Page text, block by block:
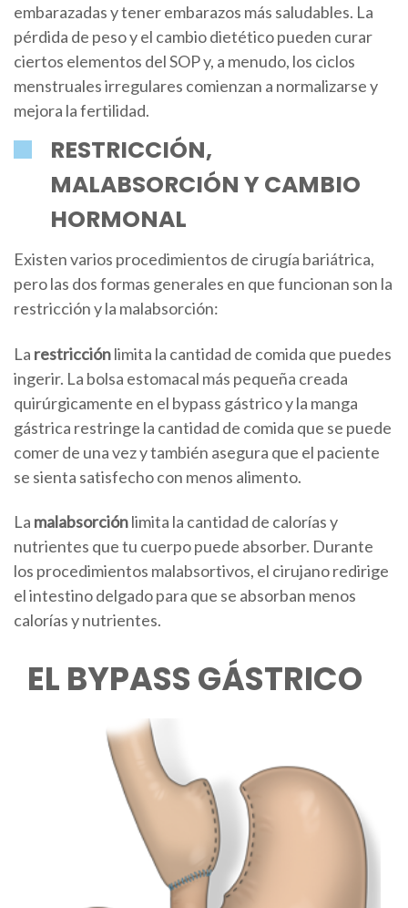
embarazadas y tener embarazos más saludables. La
pérdida de peso y el cambio dietético pueden curar
ciertos elementos del SOP y, a menudo, los ciclos
menstruales irregulares comienzan a normalizarse y
mejora la fertilidad.
RESTRICCIÓN,
MALABSORCIÓN Y CAMBIO
HORMONAL
Existen varios procedimientos de cirugía bariátrica,
pero las dos formas generales en que funcionan son la
restricción y la malabsorción:
La restricciónlimita la cantidad de comida que puedes
ingerir. La bolsa estomacal más pequeña creada
quirúrgicamente en el bypass gástrico y la manga
gástrica restringe la cantidad de comida que se puede
comer de una vez y también asegura que el paciente
se sienta satisfecho con menos alimento.
La malabsorciónlimita la cantidad de calorías y
nutrientes que tu cuerpo puede absorber. Durante
los procedimientos malabsortivos, el cirujano redirige
el intestino delgado para que se absorban menos
calorías y nutrientes.
EL BYPASS GÁSTRICO